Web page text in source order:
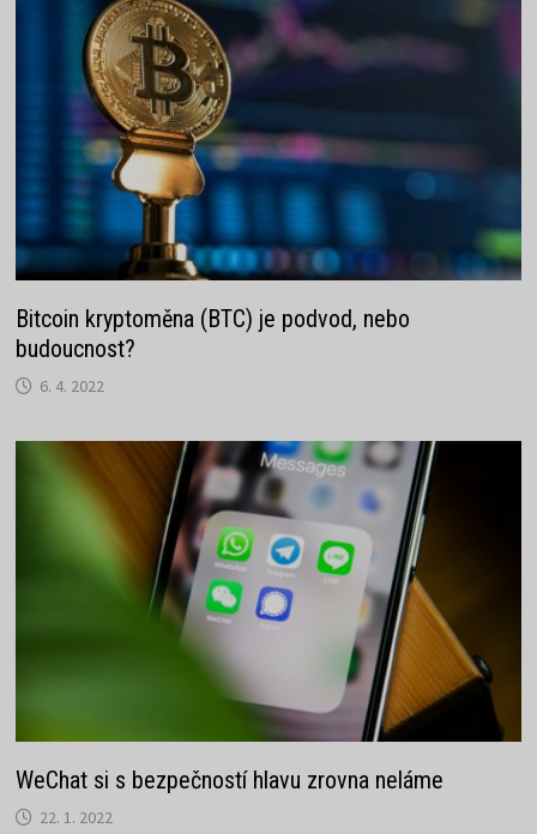
Bitcoin kryptoměna (BTC) je podvod, nebo
budoucnost?
6. 4. 2022
WeChat si s bezpečností hlavu zrovna neláme
22. 1. 2022